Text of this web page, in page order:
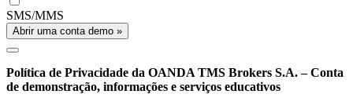
SMS/MMS
Abrir uma conta demo »
Política de Privacidade da OANDA TMS Brokers S.A. – Conta
de demonstração, informações e serviços educativos